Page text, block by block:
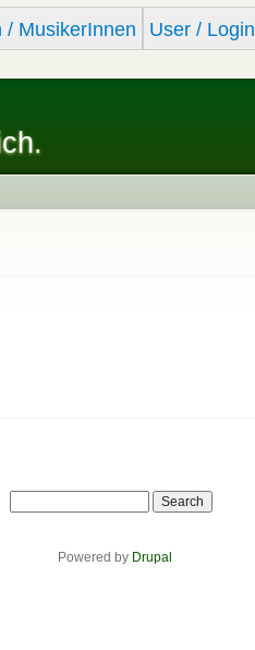
main
content
/ MusikerInnen User / Login
Powered by Drupal